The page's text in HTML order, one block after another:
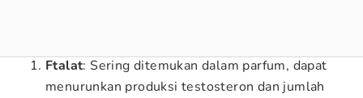
Ftalat: Sering ditemukan dalam parfum, dapat
menurunkan produksi testosteron dan jumlah